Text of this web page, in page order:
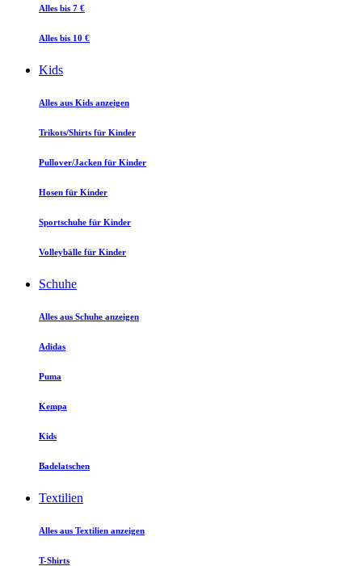
Alles bis 7 €
Alles bis 10 €
Kids
Alles aus Kids anzeigen
Trikots/Shirts für Kinder
Pullover/Jacken für Kinder
Hosen für Kinder
Sportschuhe für Kinder
Volleybälle für Kinder
Schuhe
Alles aus Schuhe anzeigen
Adidas
Puma
Kempa
Kids
Badelatschen
Textilien
Alles aus Textilien anzeigen
T-Shirts